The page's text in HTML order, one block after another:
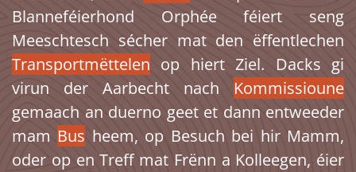
Blanneféierhond Orphée féiert seng
Meeschtesch sécher mat den ëffentlechen
Transportmëttelen op hiert Ziel. Dacks gi
virun der Aarbecht nach Kommissioune
gemaach an duerno geet et dann entweeder
mam Bus heem, op Besuch bei hir Mamm,
oder op en Treff mat Frënn a Kolleegen, éier